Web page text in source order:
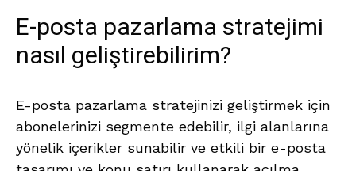
E-posta pazarlama stratejimi
nasıl geliştirebilirim?
E-posta pazarlama stratejinizi geliştirmek için
abonelerinizi segmente edebilir, ilgi alanlarına
yönelik içerikler sunabilir ve etkili bir e-posta